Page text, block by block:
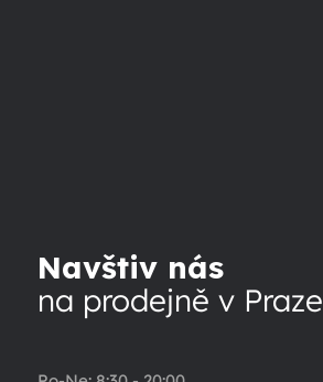
Navštiv nás
na prodejně v Praze